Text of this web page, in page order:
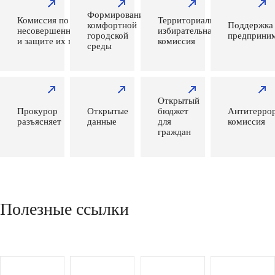
Комиссия по делам
несовершеннолетних
и защите их прав
Формирование
комфортной
городской
среды
Территориальная
избирательная
комиссия
Поддержка
Прокурор
разъясняет
Открытые
данные
Открытый
бюджет
для
граждан
комиссия
Полезные ссылки